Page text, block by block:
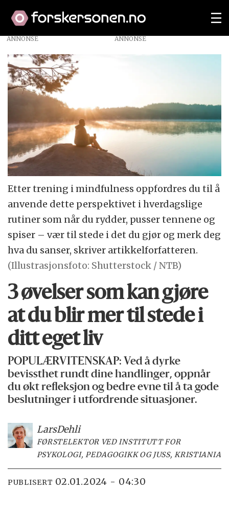
ANNONSE
Etter trening i mindfulness oppfordres du til å
anvende dette perspektivet i hverdagslige
rutiner som når du rydder, pusser tennene og
spiser – vær til stede i det du gjør og merk deg
hva du sanser, skriver artikkelforfatteren.
(Illustrasjonsfoto: Shutterstock / NTB)
3 øvelser som kan gjøre
at du blir mer til stede i
ditt eget liv
POPULÆRVITENSKAP: Ved å dyrke
bevissthet rundt dine handlinger, oppnår
du økt refleksjon og bedre evne til å ta gode
beslutninger i utfordrende situasjoner.
LarsDehli
FØRSTELEKTOR VED INSTITUTT FOR
PSYKOLOGI, PEDAGOGIKK OG JUSS, KRISTIANIA
PUBLISERT 02.01.2024 - 04:30